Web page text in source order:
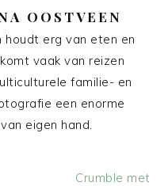
OOSTVEEN
houdt erg van eten en
vaak van reizen
familie- en
een enorme
eigen hand.
Volgend
Crumble met